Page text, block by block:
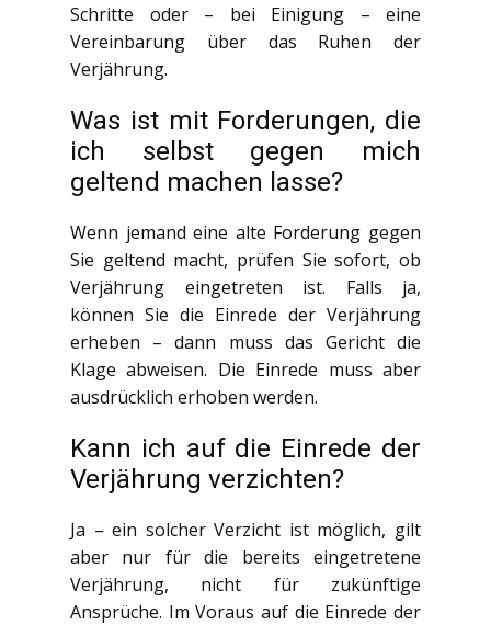
Schritte oder – bei Einigung – eine
Vereinbarung über das Ruhen der
Verjährung.
Was ist mit Forderungen, die
ich selbst gegen mich
geltend machen lasse?
Wenn jemand eine alte Forderung gegen
Sie geltend macht, prüfen Sie sofort, ob
Verjährung eingetreten ist. Falls ja,
können Sie die Einrede der Verjährung
erheben – dann muss das Gericht die
Klage abweisen. Die Einrede muss aber
ausdrücklich erhoben werden.
Kann ich auf die Einrede der
Verjährung verzichten?
Ja – ein solcher Verzicht ist möglich, gilt
aber nur für die bereits eingetretene
Verjährung, nicht für zukünftige
Ansprüche. Im Voraus auf die Einrede der